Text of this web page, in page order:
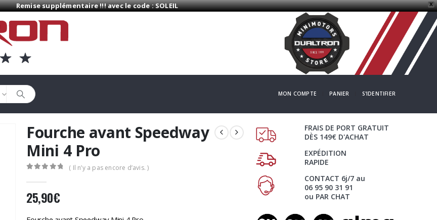
X
Remise supplémentaire !!! avec le code : SOLEIL
MON COMPTE PANIER S'IDENTIFIER
Fourche avant Speedway
Mini 4 Pro
( Il n’y a pas encore d’avis. )
25,90€
FRAIS DE PORT GRATUIT
DÈS 149€ D'ACHAT
EXPÉDITION
RAPIDE
CONTACT 6j/7 au
06 95 90 31 91
ou PAR CHAT